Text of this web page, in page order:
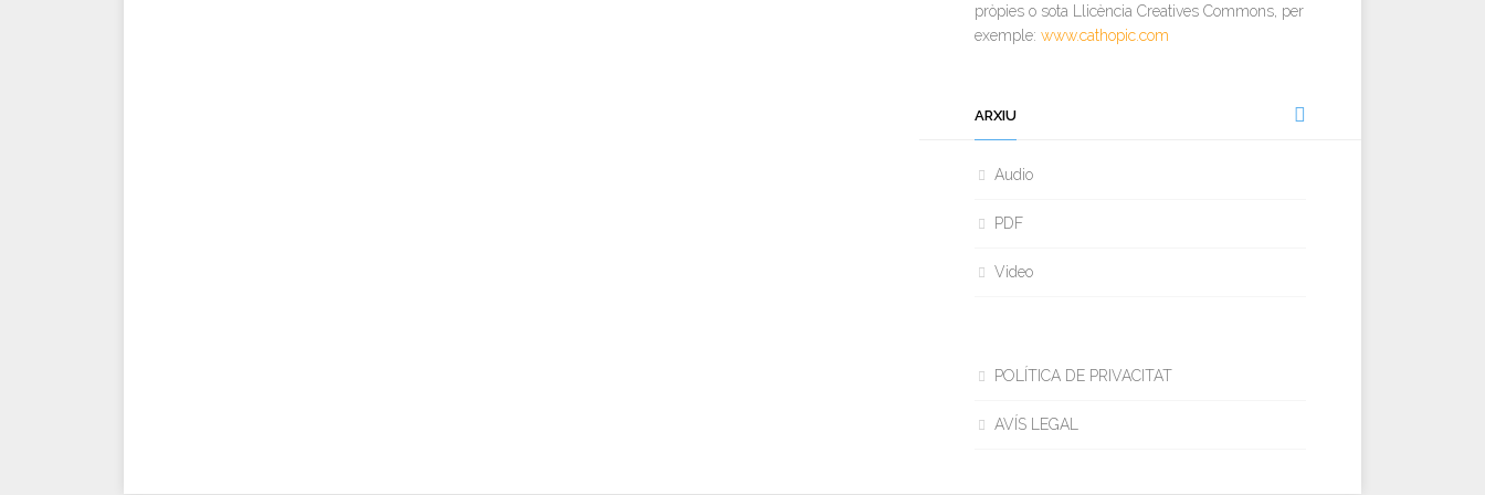
pròpies o sota Llicència Creatives Commons, per
exemple: www.cathopic.com
ARXIU
Audio
PDF
Video
POLÍTICA DE PRIVACITAT
AVÍS LEGAL